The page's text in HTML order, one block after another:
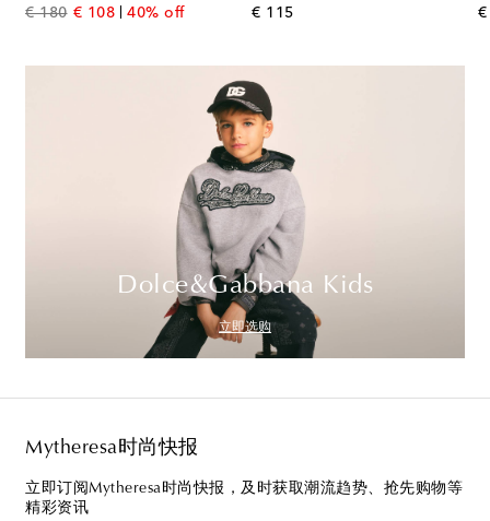
€ 180original price
€ 108discount price
40% off
€ 115original price
€
Dolce&Gabbana Kids
立即选购
Mytheresa时尚快报
立即订阅Mytheresa时尚快报，及时获取潮流趋势、抢先购物等
精彩资讯